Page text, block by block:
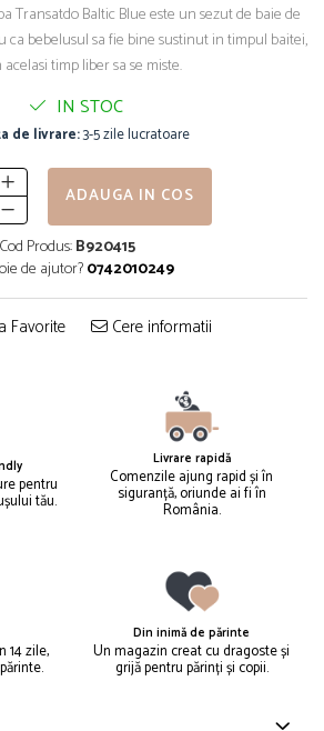
Transatdo Baltic Blue este un sezut de baie de
ca bebelusul sa fie bine sustinut in timpul baitei,
timp liber sa se miste.
IN STOC
de livrare:3-5 zile lucratoare
ADAUGA IN COS
Cod Produs:B920415
de ajutor?0742010249
Favorite Cere informatii
pentru
tău.
Livrare rapidă
Comenzile ajung rapid și în
siguranță, oriunde ai fi în
România.
14 zile,
Din inimă de părinte
Un magazin creat cu dragoste și
grijă pentru părinți și copii.